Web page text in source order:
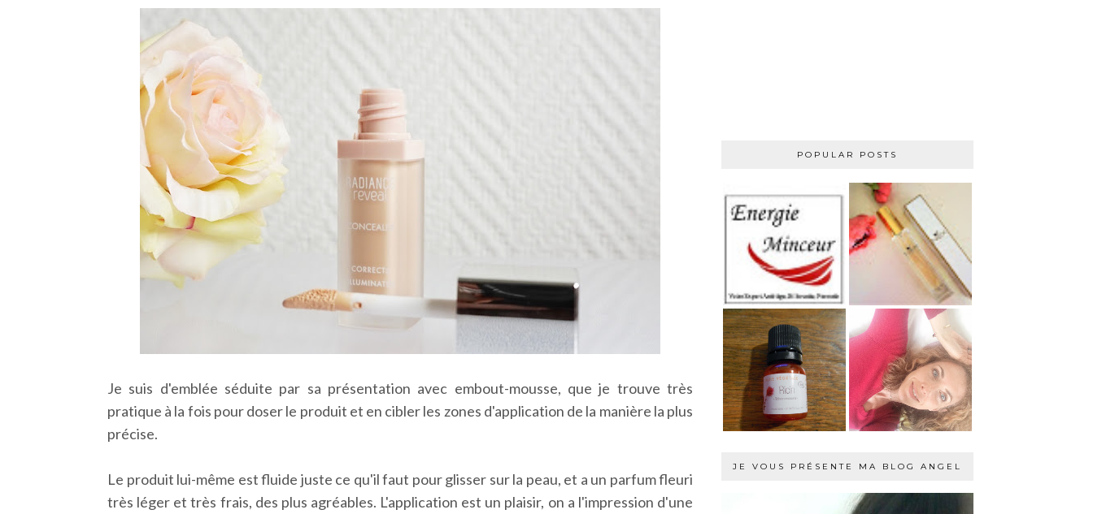
Je suis d'emblée séduite par sa présentation avec embout-mousse, que je trouve très
pratique à la fois pour doser le produit et en cibler les zones d'application de la manière la plus
précise.
Le produit lui-même est fluide juste ce qu'il faut pour glisser sur la peau, et a un parfum fleuri
très léger et très frais, des plus agréables. L'application est un plaisir, on a l'impression d'une
POPULAR POSTS
JE VOUS PRÉSENTE MA BLOG ANGEL